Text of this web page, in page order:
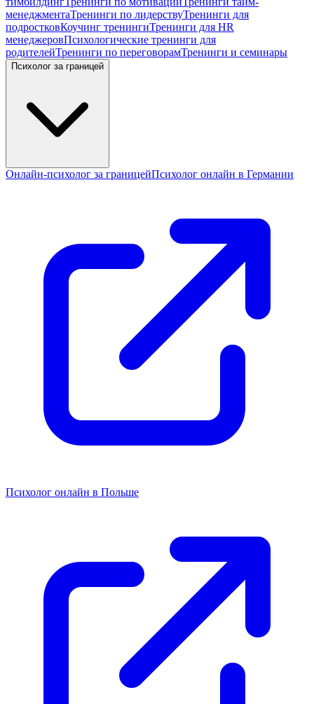
менеджментаТренинги по лидерствуТренинги для
подростковКоучинг тренингиТренинги для HR
менеджеровПсихологические тренинги для
родителейТренинги по переговорамТренинги и семинары
Психолог за границей
Онлайн-психолог за границейПсихолог онлайн в Германии
Психолог онлайн в Польше